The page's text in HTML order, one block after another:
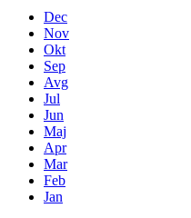
Dec
Nov
Okt
Sep
Avg
Jul
Jun
Maj
Apr
Mar
Feb
Jan